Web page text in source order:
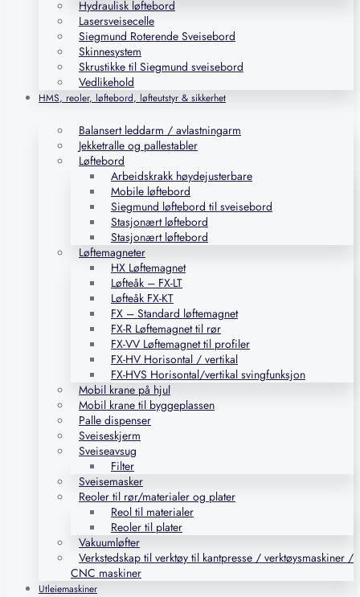
Hydraulisk løftebord
Lasersveisecelle
Siegmund Roterende Sveisebord
Skinnesystem
Skrustikke til Siegmund sveisebord
Vedlikehold
HMS, reoler, løftebord, løfteutstyr & sikkerhet
Balansert leddarm / avlastningarm
Jekketralle og pallestabler
Løftebord
Arbeidskrakk høydejusterbare
Mobile løftebord
Siegmund løftebord til sveisebord
Stasjonært løftebord
Stasjonært løftebord
Løftemagneter
HX Løftemagnet
Løfteåk – FX-LT
Løfteåk FX-KT
FX – Standard løftemagnet
FX-R Løftemagnet til rør
FX-VV Løftemagnet til profiler
FX-HV Horisontal / vertikal
FX-HVS Horisontal/vertikal svingfunksjon
Mobil krane på hjul
Mobil krane til byggeplassen
Palle dispenser
Sveiseskjerm
Sveiseavsug
Filter
Sveisemasker
Reoler til rør/materialer og plater
Reol til materialer
Reoler til plater
Vakuumløfter
Verkstedskap til verktøy til kantpresse / verktøysmaskiner /
CNC maskiner
Utleiemaskiner